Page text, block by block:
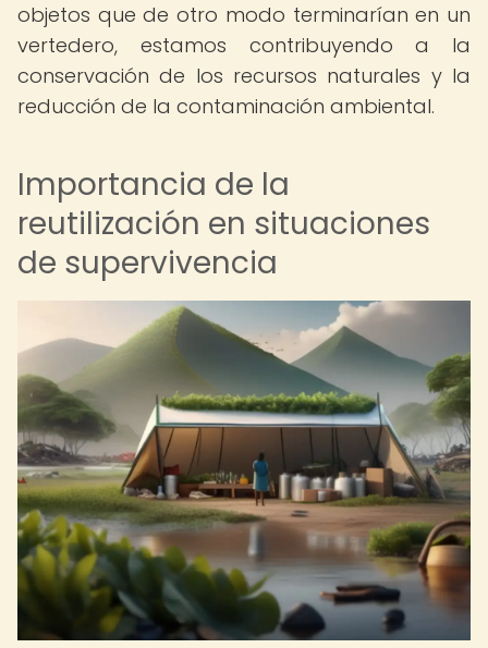
objetos que de otro modo terminarían en un
vertedero, estamos contribuyendo a la
conservación de los recursos naturales y la
reducción de la contaminación ambiental.
Importancia de la
reutilización en situaciones
de supervivencia